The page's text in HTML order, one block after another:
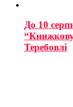
До 10
Теребовлі